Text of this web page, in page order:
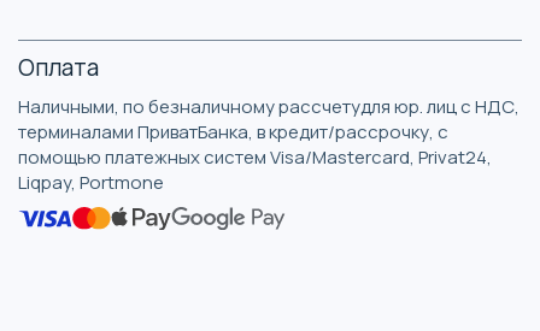
Оплата
Наличными, по безналичному рассчетудля юр. лиц с НДС,
терминалами ПриватБанка, в кредит/рассрочку, с
помощью платежных систем Visa/Mastercard, Privat24,
Liqpay, Portmone